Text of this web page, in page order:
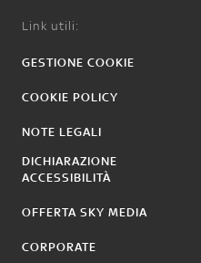
Link utili:
GESTIONE COOKIE
COOKIE POLICY
NOTE LEGALI
DICHIARAZIONE
ACCESSIBILITÀ
OFFERTA SKY MEDIA
CORPORATE